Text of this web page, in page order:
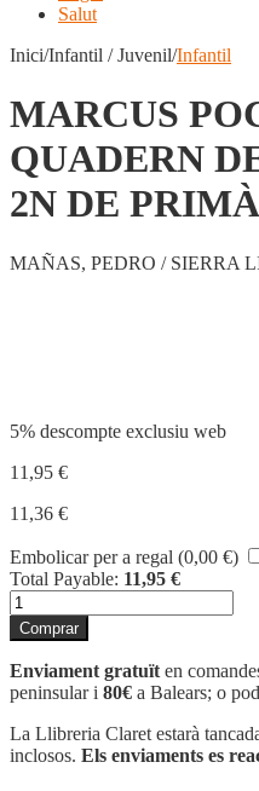
Salut
Inici/Infantil / Juvenil/Infantil
MARCUS
QUADERN
2N DE
MAÑAS, PEDRO / SIERRA
5% descompte exclusiu web
11,95 €
11,36 €
Embolicar per a regal (0,00 €)
Total Payable: 11,95 €
quantitat
de
MARCUS
POCUS.
QUADERN
DE
VACANCES.
2N
Comprar
Enviament gratuït en
peninsular i 80€ a Balears; o
La Llibreria Claret estarà
inclosos. Els enviaments es